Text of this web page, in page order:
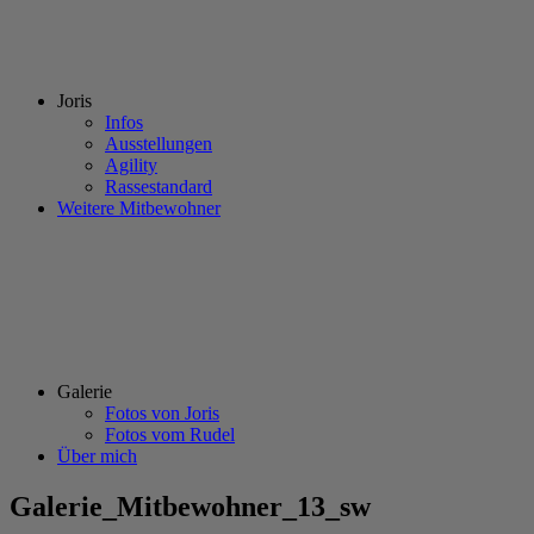
Joris
Infos
Ausstellungen
Agility
Rassestandard
Weitere Mitbewohner
Galerie
Fotos von Joris
Fotos vom Rudel
Über mich
Galerie_Mitbewohner_13_sw